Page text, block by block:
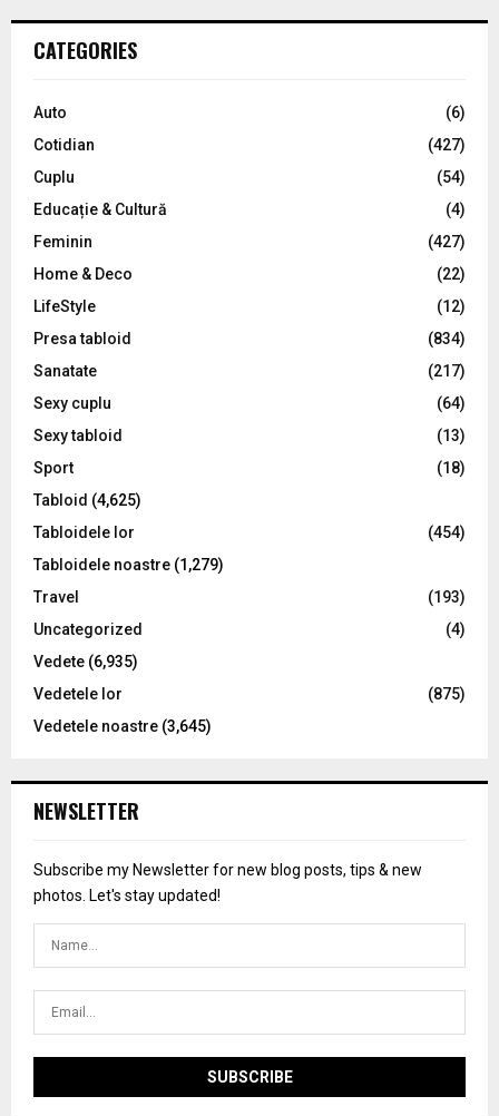
h
o
:
C
CATEGORIES
Auto
(6)
Cotidian
(427)
Cuplu
(54)
Educație & Cultură
(4)
Feminin
(427)
Home & Deco
(22)
LifeStyle
(12)
Presa tabloid
(834)
Sanatate
(217)
Sexy cuplu
(64)
Sexy tabloid
(13)
Sport
(18)
Tabloid (4,625)
Tabloidele lor
(454)
Tabloidele noastre (1,279)
Travel
(193)
Uncategorized
(4)
Vedete (6,935)
Vedetele lor
(875)
Vedetele noastre (3,645)
NEWSLETTER
Subscribe my Newsletter for new blog posts, tips & new
photos. Let's stay updated!